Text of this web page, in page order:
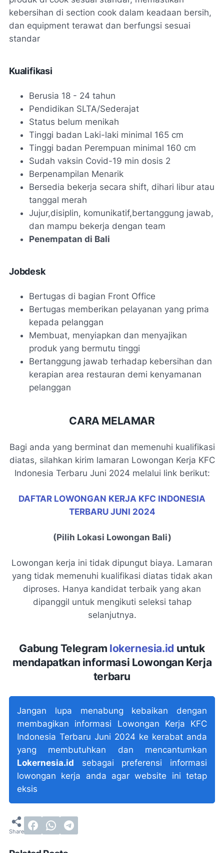
kebersihan di section cook dalam keadaan bersih,
dan equipment terawat dan berfungsi sesuai
standar
Kualifikasi
Berusia 18 - 24 tahun
Pendidikan SLTA/Sederajat
Status belum menikah
Tinggi badan Laki-laki minimal 165 cm
Tinggi badan Perempuan minimal 160 cm
Sudah vaksin Covid-19 min dosis 2
Berpenampilan Menarik
Bersedia bekerja secara shift, dihari libur atau
tanggal merah
Jujur,disiplin, komunikatif,bertanggung jawab,
dan mampu bekerja dengan team
Penempatan di Bali
Jobdesk
Bertugas di bagian Front Office
Bertugas memberikan pelayanan yang prima
kepada pelanggan
Membuat, menyiapkan dan menyajikan
produk yang bermutu tinggi
Bertanggung jawab terhadap kebersihan dan
kerapian area restauran demi kenyamanan
pelanggan
CARA MELAMAR
Bagi anda yang berminat dan memenuhi kualifikasi
diatas, silahkan kirim lamaran Lowongan Kerja KFC
Indonesia Terbaru Juni 2024 melalui link berikut:
DAFTAR LOWONGAN KERJA KFC INDONESIA
TERBARU JUNI 2024
(Pilih Lokasi Lowongan Bali)
Lowongan kerja ini tidak dipungut biaya. Lamaran
yang tidak memenuhi kualifikasi diatas tidak akan
diproses. Hanya kandidat terbaik yang akan
dipanggil untuk mengikuti seleksi tahap
selanjutnya.
Gabung Telegram lokernesia.id untuk
mendapatkan informasi Lowongan Kerja
terbaru
Jangan lupa menabung kebaikan dengan
membagikan informasi Lowongan Kerja KFC
Indonesia Terbaru Juni 2024 ke kerabat anda
yang membutuhkan dan mencantumkan
Lokernesia.id sebagai preferensi informasi
lowongan kerja anda agar website ini tetap
eksis